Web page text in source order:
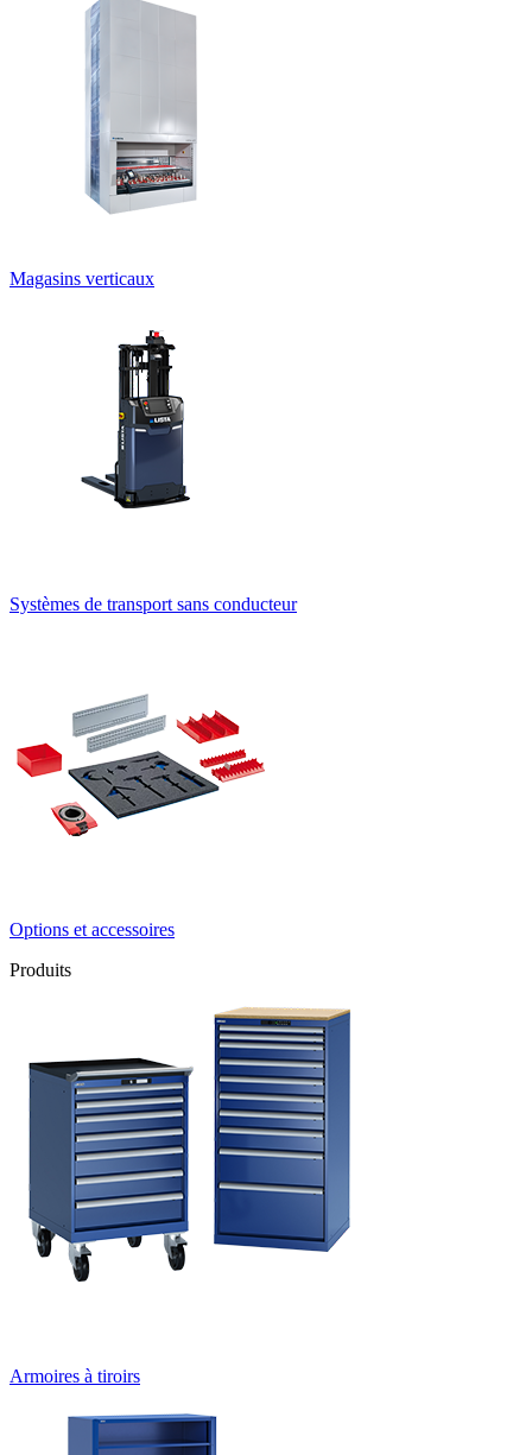
Magasins verticaux
Systèmes de transport sans conducteur
Options et accessoires
Produits
Armoires à tiroirs